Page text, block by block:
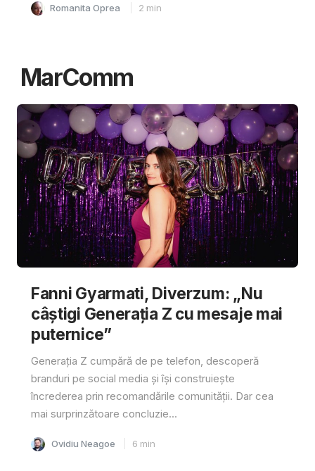
Romanita Oprea 2 min
MarComm
Fanni Gyarmati, Diverzum: „Nu
câștigi Generația Z cu mesaje mai
puternice”
Generația Z cumpără de pe telefon, descoperă
branduri pe social media și își construiește
încrederea prin recomandările comunității. Dar cea
mai surprinzătoare concluzie...
Ovidiu Neagoe 6 min